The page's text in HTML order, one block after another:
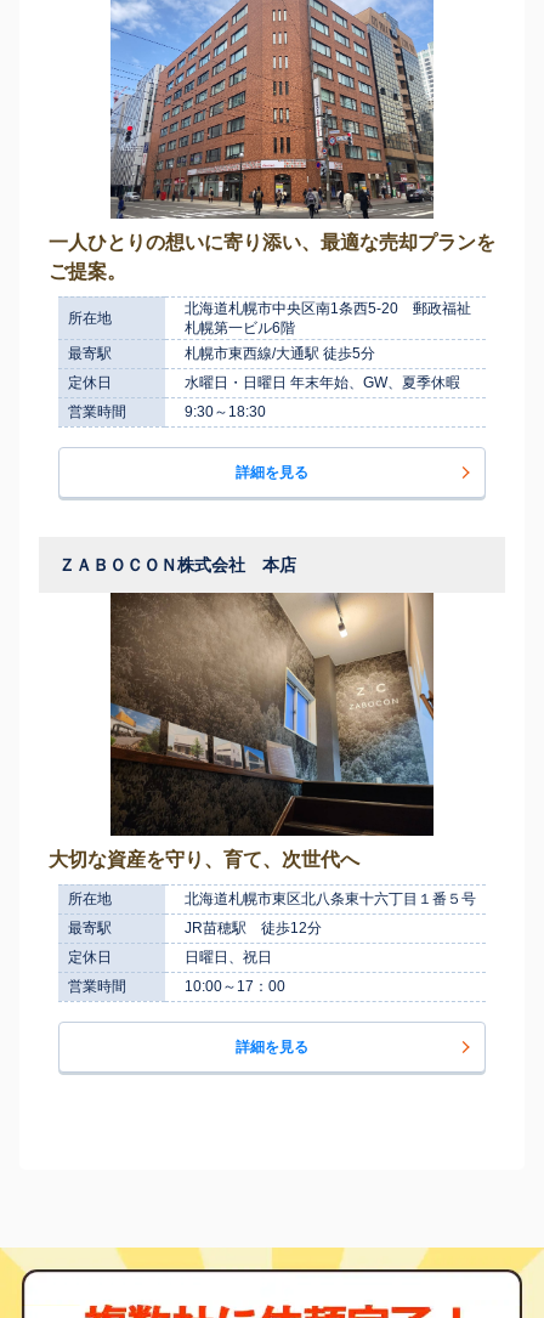
一人ひとりの想いに寄り添い、最適な売却プランを
ご提案。
所在地
北海道札幌市中央区南1条西5-20 郵政福祉
札幌第一ビル6階
最寄駅
札幌市東西線/大通駅 徒歩5分
定休日
水曜日・日曜日 年末年始、GW、夏季休暇
営業時間
9:30～18:30
詳細を見る
ＺＡＢＯＣＯＮ株式会社 本店
大切な資産を守り、育て、次世代へ
所在地
北海道札幌市東区北八条東十六丁目１番５号
最寄駅
JR苗穂駅 徒歩12分
定休日
日曜日、祝日
営業時間
10:00～17：00
詳細を見る